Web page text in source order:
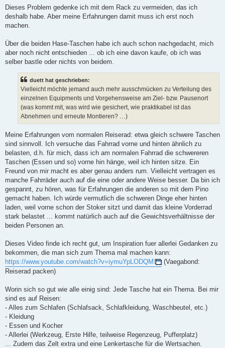
Dieses Problem gedenke ich mit dem Rack zu vermeiden, das ich
deshalb habe. Aber meine Erfahrungen damit muss ich erst noch
machen.
Über die beiden Hase-Taschen habe ich auch schon nachgedacht, mich
aber noch nicht entschieden ... ob ich eine davon kaufe, ob ich was
selber bastle oder nichts von beidem.
duett hat geschrieben:
Vielleicht möchte jemand auch mehr ausschmücken zu Verteilung des
einzelnen Equipments und Vorgehensweise am Ziel- bzw. Pausenort
(was kommt mit, was wird wie gesichert, wie praktikabel ist das
Abnehmen und erneute Montieren? …)
Meine Erfahrungen vom normalen Reiserad: etwa gleich schwere Taschen
sind sinnvoll. Ich versuche das Fahrrad vorne und hinten ähnlich zu
belasten, d.h. für mich, dass ich am normalen Fahrrad die schwereren
Taschen (Essen und so) vorne hin hänge, weil ich hinten sitze. Ein
Freund von mir macht es aber genau anders rum. Vielleicht vertragen es
manche Fahrräder auch auf die eine oder andere Weise besser. Da bin ich
gespannt, zu hören, was für Erfahrungen die anderen so mit dem Pino
gemacht haben. Ich würde vermutlich die schweren Dinge eher hinten
laden, weil vorne schon der Stoker sitzt und damit das kleine Vorderrad
stark belastet ... kommt natürlich auch auf die Gewichtsverhältnisse der
beiden Personen an.
Dieses Video finde ich recht gut, um Inspiration fuer allerlei Gedanken zu
bekommen, die man sich zum Thema mal machen kann:
https://www.youtube.com/watch?v=iymuYpLODQM
(Vaegabond:
Reiserad packen)
Worin sich so gut wie alle einig sind: Jede Tasche hat ein Thema. Bei mir
sind es auf Reisen:
- Alles zum Schlafen (Schlafsack, Schlafkleidung, Waschbeutel, etc.)
- Kleidung
- Essen und Kocher
- Allerlei (Werkzeug, Erste Hilfe, teilweise Regenzeug, Pufferplatz)
... Zudem das Zelt extra und eine Lenkertasche für die Wertsachen.